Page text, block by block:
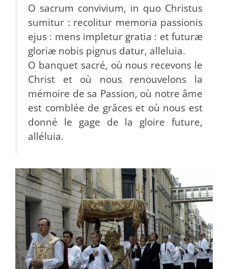
O sacrum convivium, in quo Christus
sumitur : recolitur memoria passionis
ejus : mens impletur gratia : et futuræ
gloriæ nobis pignus datur, alleluia.
O banquet sacré, où nous recevons le
Christ et où nous renouvelons la
mémoire de sa Passion, où notre âme
est comblée de grâces et où nous est
donné le gage de la gloire future,
alléluia.